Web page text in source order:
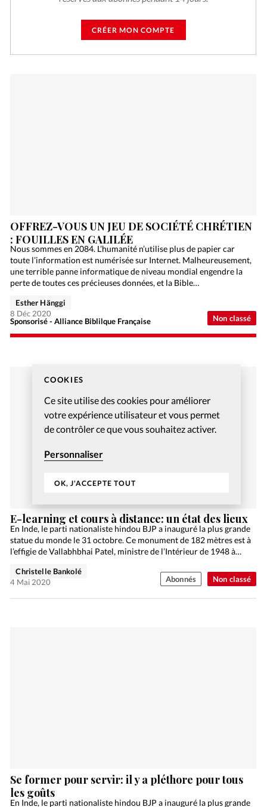
COOKIES
Ce site utilise des cookies pour améliorer
votre expérience utilisateur et vous permet
de contrôler ce que vous souhaitez activer.
Personnaliser
OK, J'ACCEPTE TOUT
CRÉER MON COMPTE
Non classé
OFFREZ-VOUS UN JEU DE SOCIÉTÉ CHRÉTIEN
: FOUILLES EN GALILÉE
Nous sommes en 2084. L’humanité n’utilise plus de papier car
toute l’information est numérisée sur Internet. Malheureusement,
une terrible panne informatique de niveau mondial engendre la
perte de toutes ces précieuses données, et la Bible…
Sponsorisé - Alliance Biblilque Française
Esther Hänggi
8 Déc 2020
Non classé
E-learning et cours à distance: un état des lieux
En Inde, le parti nationaliste hindou BJP a inauguré la plus grande
statue du monde le 31 octobre. Ce monument de 182 mètres est à
l’effigie de Vallabhbhai Patel, ministre de l’Intérieur de 1948 à…
Christelle Bankolé
4 Mai 2020
Abonnés
Se former pour servir: il y a pléthore pour tous
les goûts
En Inde, le parti nationaliste hindou BJP a inauguré la plus grande